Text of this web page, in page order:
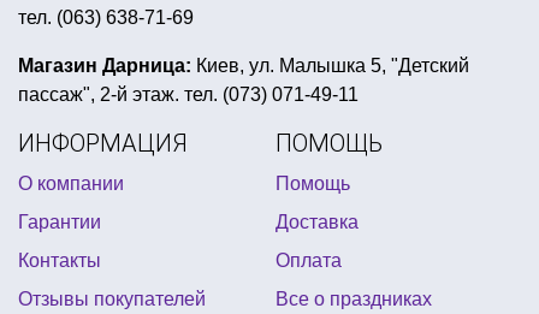
леи для гавайской вечеринки
каска для пива купить украина хэллоуин гирлянда
вечеринка ужасы
все для футбольная вечеринка купить
квест коробка
купить крылья ангела украина
детские костюмы супергероев купить
одежда для морской вечеринки
открытки на 8 марта купить киев
тел. (063) 638-71-69
Магазин Дарница: Киев, ул. Малышка 5, "Детский
пассаж", 2-й этаж. тел. (073) 071-49-11
ИНФОРМАЦИЯ
О компании
Гарантии
Контакты
Отзывы покупателей
ПОМОЩЬ
Помощь
Доставка
Оплата
Все о праздниках